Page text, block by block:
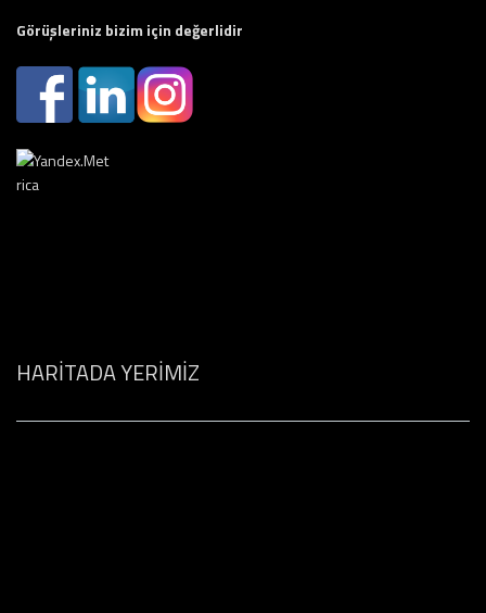
Görüşleriniz bizim için değerlidir
HARİTADA YERİMİZ